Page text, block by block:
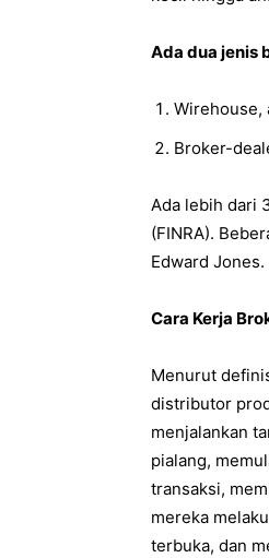
Ada dua jenis
Wirehouse,
Broker-
Ada lebih dari
(FINRA).
Edward Jones.
Cara Kerja
Menurut
distributor
menjalankan
pialang,
transaksi,
mereka
terbuka, dan